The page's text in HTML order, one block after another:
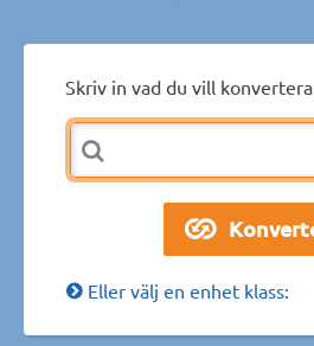
Skriv in vad du vill konvertera.
Eller välj en enhet klass: